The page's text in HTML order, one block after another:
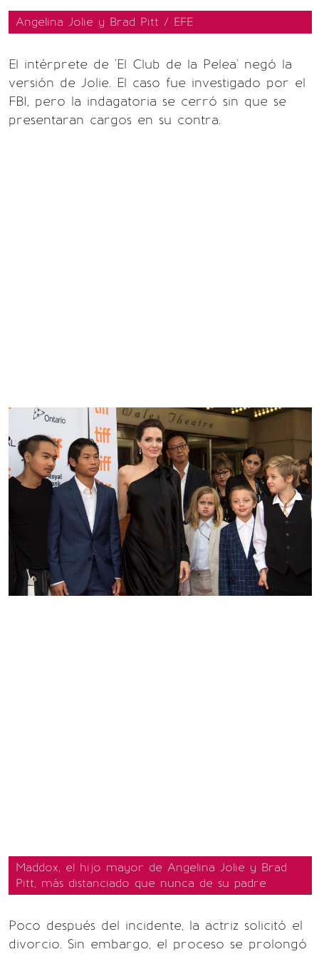
Angelina Jolie y Brad Pitt / EFE
El intérprete de 'El Club de la Pelea' negó la
versión de Jolie. El caso fue investigado por el
FBI, pero la indagatoria se cerró sin que se
presentaran cargos en su contra.
Maddox, el hijo mayor de Angelina Jolie y Brad
Pitt, más distanciado que nunca de su padre
Poco después del incidente, la actriz solicitó el
divorcio. Sin embargo, el proceso se prolongó